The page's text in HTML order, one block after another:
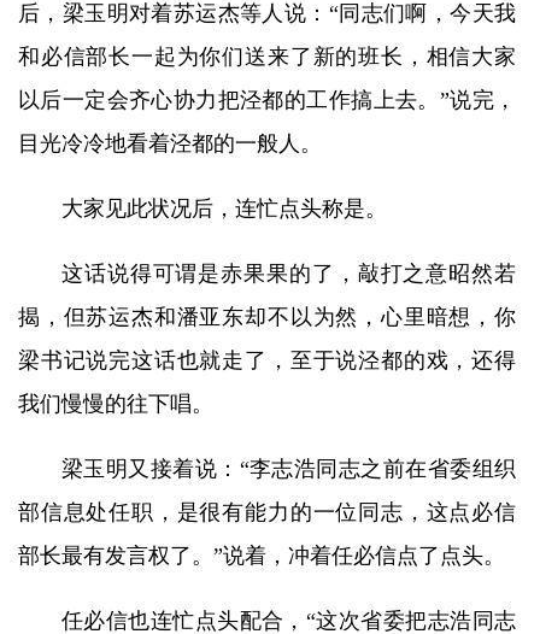
后，梁玉明对着苏运杰等人说：“同志们啊，今天我
和必信部长一起为你们送来了新的班长，相信大家
以后一定会齐心协力把泾都的工作搞上去。”说完，
目光冷冷地看着泾都的一般人。
大家见此状况后，连忙点头称是。
这话说得可谓是赤果果的了，敲打之意昭然若
揭，但苏运杰和潘亚东却不以为然，心里暗想，你
梁书记说完这话也就走了，至于说泾都的戏，还得
我们慢慢的往下唱。
梁玉明又接着说：“李志浩同志之前在省委组织
部信息处任职，是很有能力的一位同志，这点必信
部长最有发言权了。”说着，冲着任必信点了点头。
任必信也连忙点头配合，“这次省委把志浩同志